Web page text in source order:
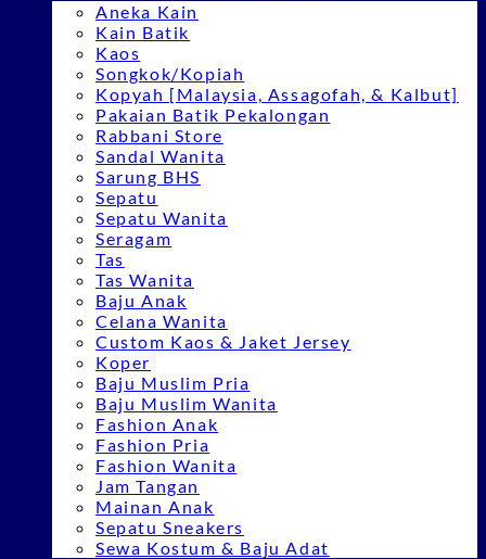
Aneka Kain
Kain Batik
Kaos
Songkok/Kopiah
Kopyah [Malaysia, Assagofah, & Kalbut]
Pakaian Batik Pekalongan
Rabbani Store
Sandal Wanita
Sarung BHS
Sepatu
Sepatu Wanita
Seragam
Tas
Tas Wanita
Baju Anak
Celana Wanita
Custom Kaos & Jaket Jersey
Koper
Baju Muslim Pria
Baju Muslim Wanita
Fashion Anak
Fashion Pria
Fashion Wanita
Jam Tangan
Mainan Anak
Sepatu Sneakers
Sewa Kostum & Baju Adat